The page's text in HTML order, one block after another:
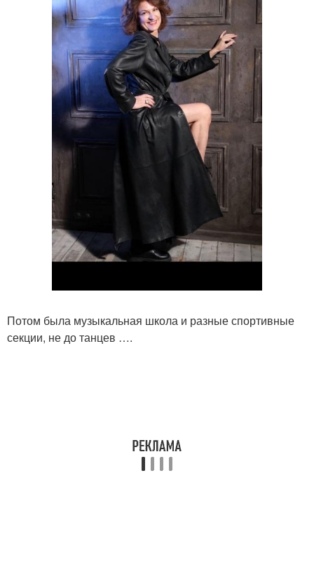
Потом была музыкальная школа и разные спортивные
секции, не до танцев ….